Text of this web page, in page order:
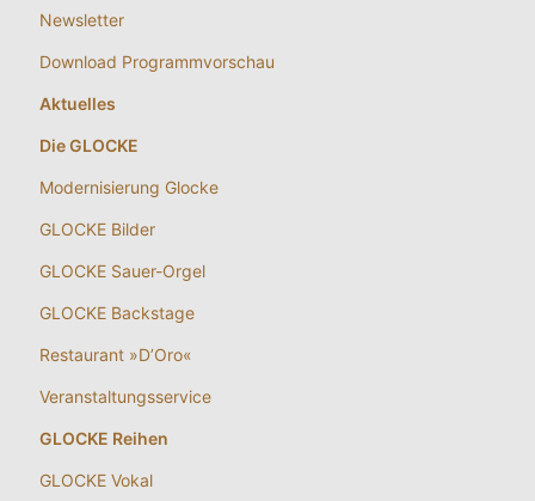
Newsletter
Download Programmvorschau
Aktuelles
Die GLOCKE
Modernisierung Glocke
GLOCKE Bilder
GLOCKE Sauer-Orgel
GLOCKE Backstage
Restaurant »D’Oro«
Veranstaltungsservice
GLOCKE Reihen
GLOCKE Vokal